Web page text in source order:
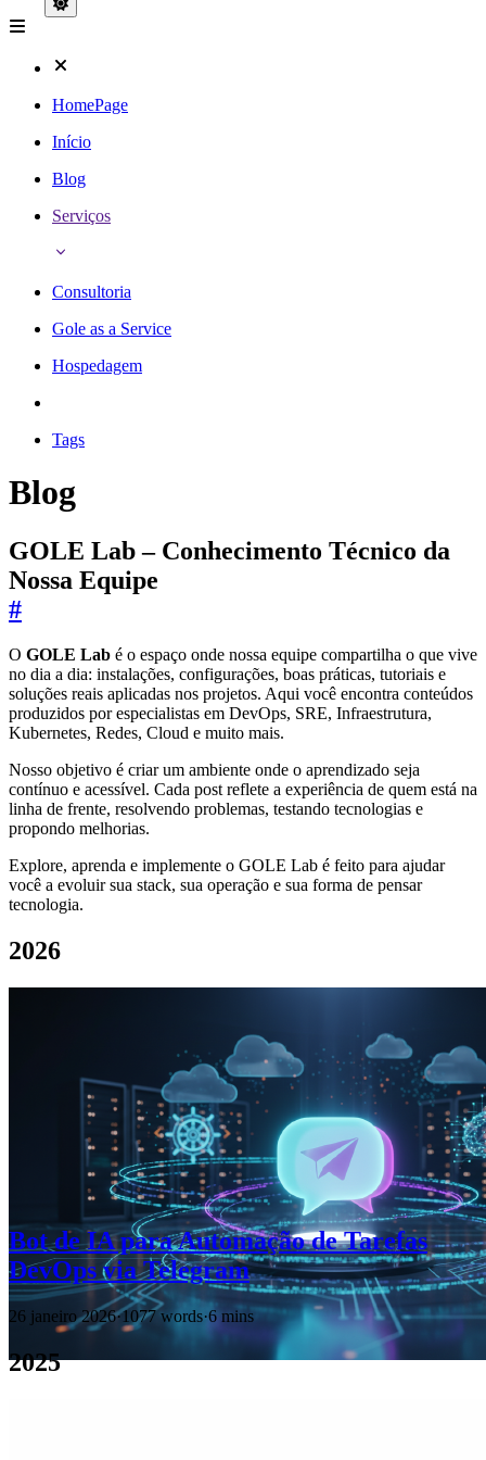
HomePage
Início
Blog
Serviços
Consultoria
Gole as a Service
Hospedagem
Tags
Blog
GOLE Lab – Conhecimento Técnico da
Nossa Equipe
#
O GOLE Lab é o espaço onde nossa equipe compartilha o que vive
no dia a dia: instalações, configurações, boas práticas, tutoriais e
soluções reais aplicadas nos projetos. Aqui você encontra conteúdos
produzidos por especialistas em DevOps, SRE, Infraestrutura,
Kubernetes, Redes, Cloud e muito mais.
Nosso objetivo é criar um ambiente onde o aprendizado seja
contínuo e acessível. Cada post reflete a experiência de quem está na
linha de frente, resolvendo problemas, testando tecnologias e
propondo melhorias.
Explore, aprenda e implemente o GOLE Lab é feito para ajudar
você a evoluir sua stack, sua operação e sua forma de pensar
tecnologia.
2026
Bot de IA para Automação de Tarefas
DevOps via Telegram
26 janeiro 2026·1077 words·6 mins
2025